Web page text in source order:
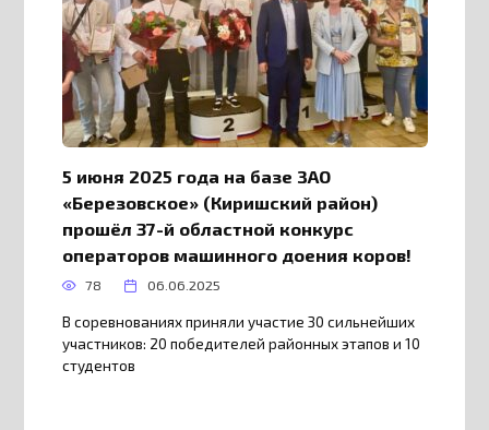
5 июня 2025 года на базе ЗАО
«Березовское» (Киришский район)
прошёл 37-й областной конкурс
операторов машинного доения коров!
78 06.06.2025
В соревнованиях приняли участие 30 сильнейших
участников: 20 победителей районных этапов и 10
студентов